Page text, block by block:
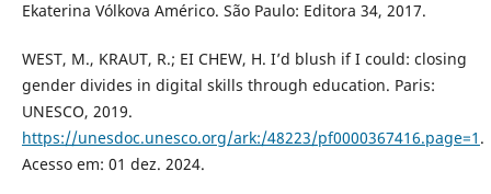
Ekaterina Vólkova Américo. São Paulo: Editora 34, 2017.
WEST, M., KRAUT, R.; EI CHEW, H. I’d blush if I could: closing
gender divides in digital skills through education. Paris:
UNESCO, 2019.
https://unesdoc.unesco.org/ark:/48223/pf0000367416.page=1 .
Acesso em: 01 dez. 2024.